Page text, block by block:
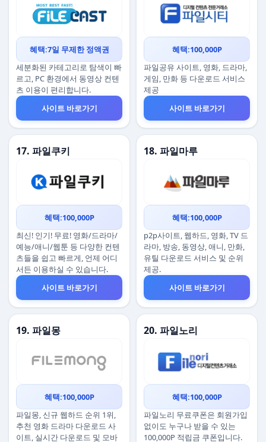
혜택:7일 무제한 정액권
세분화된 카테고리로 탐색이 빠
르고, PC 환경에서 동영상 컨텐
츠 이용이 편리합니다.
사이트 바로가기
혜택:100,000P
파일공유 사이트, 영화, 드라마,
게임, 만화 등 다운로드 서비스
제공
사이트 바로가기
17. 파일쿠키
혜택:100,000P
최신! 인기! 무료! 영화/드라마/
예능/애니/웹툰 등 다양한 컨텐
츠들을 쉽고 빠르게, 언제 어디
서든 이용하실 수 있습니다.
사이트 바로가기
18. 파일마루
혜택:100,000P
p2p사이트, 웹하드, 영화, TV 드
라마, 방송, 동영상, 애니, 만화,
유틸 다운로드 서비스 및 순위
제공.
사이트 바로가기
19. 파일몽
혜택:100,000P
파일몽, 신규 웹하드 순위 1위,
추천 영화 드라마 다운로드 사
이트, 실시간 다운로드 및 모바
20. 파일노리
혜택:100,000P
파일노리 무료쿠폰은 회원가입
없이도 누구나 받을 수 있는
100,000P 적립금 쿠폰입니다.